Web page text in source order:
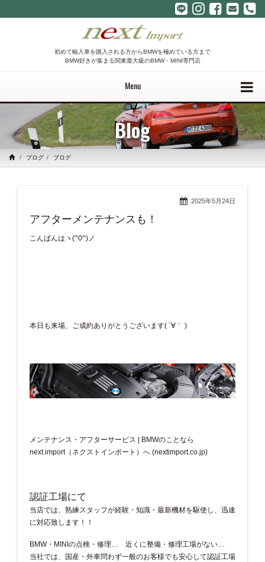
初めて輸入車を購入される方からBMWを極めている方まで
BMW好きが集まる関東最大級のBMW・MINI専門店
Menu
Blog
ブログ ブログ
2025年5月24日
アフターメンテナンスも！
こんばんはヽ(^0^)ノ
本日も来場、ご成約ありがとうございます( ´∀｀ )
メンテナンス・アフターサービス | BMWのことなら
next.import（ネクストインポート）へ (nextimport.co.jp)
認証工場にて
当店では、熟練スタッフが経験・知識・最新機材を駆使し、迅速
に対応致します！！
BMW・MINIの点検・修理… 近くに整備・修理工場がない…
当社では、国産・外車問わず一般のお客様でも安心して認証工場